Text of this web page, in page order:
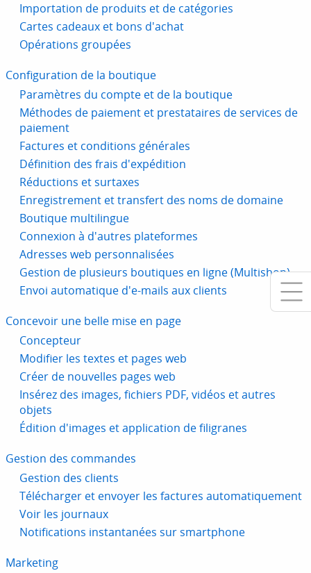
Importation de produits et de catégories
Cartes cadeaux et bons d'achat
Opérations groupées
Configuration de la boutique
Paramètres du compte et de la boutique
Méthodes de paiement et prestataires de services de
paiement
Factures et conditions générales
Définition des frais d'expédition
Réductions et surtaxes
Enregistrement et transfert des noms de domaine
Boutique multilingue
Connexion à d'autres plateformes
Adresses web personnalisées
Gestion de plusieurs boutiques en ligne (Multishop)
Envoi automatique d'e-mails aux clients
Concevoir une belle mise en page
Concepteur
Modifier les textes et pages web
Créer de nouvelles pages web
Insérez des images, fichiers PDF, vidéos et autres
objets
Édition d'images et application de filigranes
Gestion des commandes
Gestion des clients
Télécharger et envoyer les factures automatiquement
Voir les journaux
Notifications instantanées sur smartphone
Marketing